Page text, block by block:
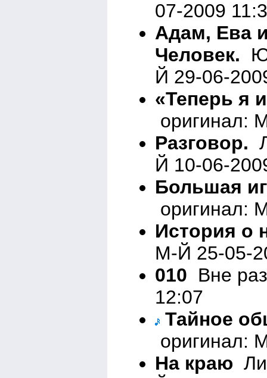
07-2009
Адам, Ева
Человек.
Й 29-06-
«Теперь я
оригинал:
Разговор.
Й 10-06-
Большая
оригинал:
История о
М-Й 25-05-
010 Вне
12:07
Тайное
оригинал:
На краю